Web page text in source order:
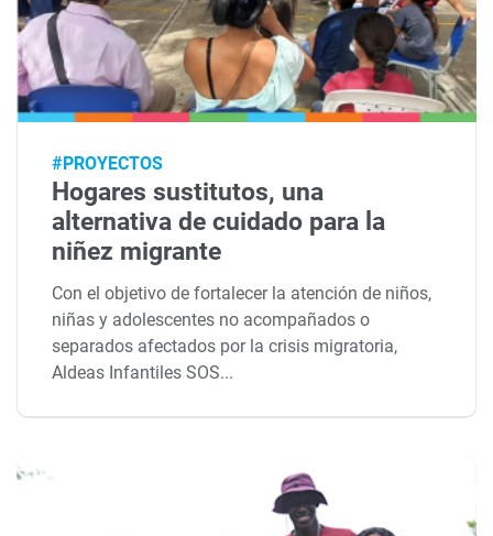
#PROYECTOS
Hogares sustitutos, una
alternativa de cuidado para la
niñez migrante
Con el objetivo de fortalecer la atención de niños,
niñas y adolescentes no acompañados o
separados afectados por la crisis migratoria,
Aldeas Infantiles SOS...